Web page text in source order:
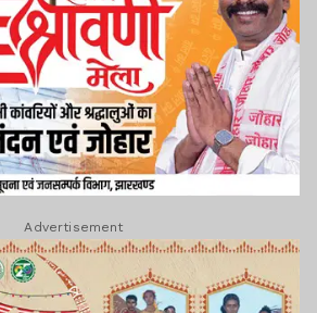
Advertisement